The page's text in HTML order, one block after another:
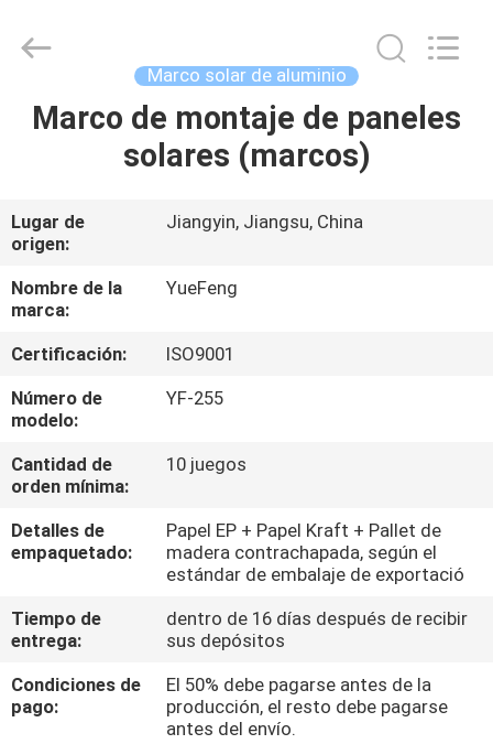
INICIO
SOBRE
NOSOTROS
VISITA
A
FÁBRICA
CONTROL
CALIDAD
CONTÁCTENOS
Rights
Marco solar de aluminio
Marco de montaje de paneles
solares (marcos)
Lugar de
origen:
Jiangyin, Jiangsu, China
Nombre de la
marca:
YueFeng
Certificación:
ISO9001
Número de
modelo:
YF-255
Cantidad de
orden mínima:
10 juegos
Detalles de
empaquetado:
Papel EP + Papel Kraft + Pallet de
madera contrachapada, según el
estándar de embalaje de exportació
Tiempo de
entrega:
dentro de 16 días después de recibir
sus depósitos
Condiciones de
pago:
El 50% debe pagarse antes de la
producción, el resto debe pagarse
antes del envío.